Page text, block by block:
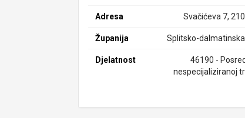
Adresa Svačićeva 7,
Županija Splitsko-
Djelatnost
46190 -
nespecijaliziranoj